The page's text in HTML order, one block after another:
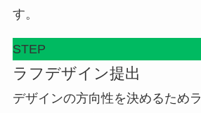
す。
STEP
ラフデザイン提出
デザインの方向性を決めるため